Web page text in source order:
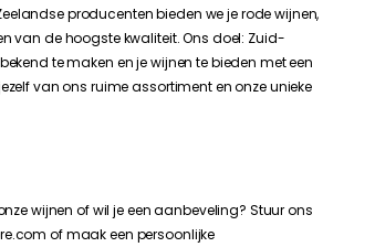
producenten bieden we je rode wijnen,
van de hoogste kwaliteit. Ons doel: Zuid-
te maken en je wijnen te bieden met een
van ons ruime assortiment en onze unieke
wijnen of wil je een aanbeveling? Stuur ons
of maak een persoonlijke